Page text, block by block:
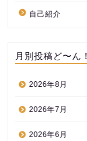
自己紹介
月別投稿ど〜ん！
2026年8月
2026年7月
2026年6月